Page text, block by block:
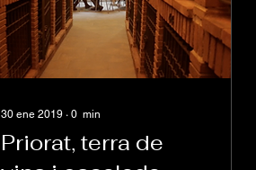
30 ene 2019 ∙ 0 min
Priorat, terra de